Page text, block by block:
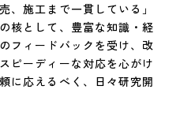
、施工まで一貫している」
核として、豊富な知識・経
フィードバックを受け、改
ピーディーな対応を心がけ
に応えるべく、日々研究開